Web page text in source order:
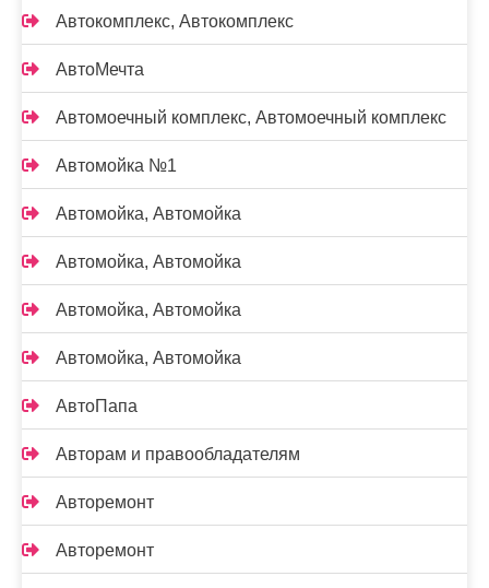
Автокомплекс, Автокомплекс
АвтоМечта
Автомоечный комплекс, Автомоечный комплекс
Автомойка №1
Автомойка, Автомойка
Автомойка, Автомойка
Автомойка, Автомойка
Автомойка, Автомойка
АвтоПапа
Авторам и правообладателям
Авторемонт
Авторемонт